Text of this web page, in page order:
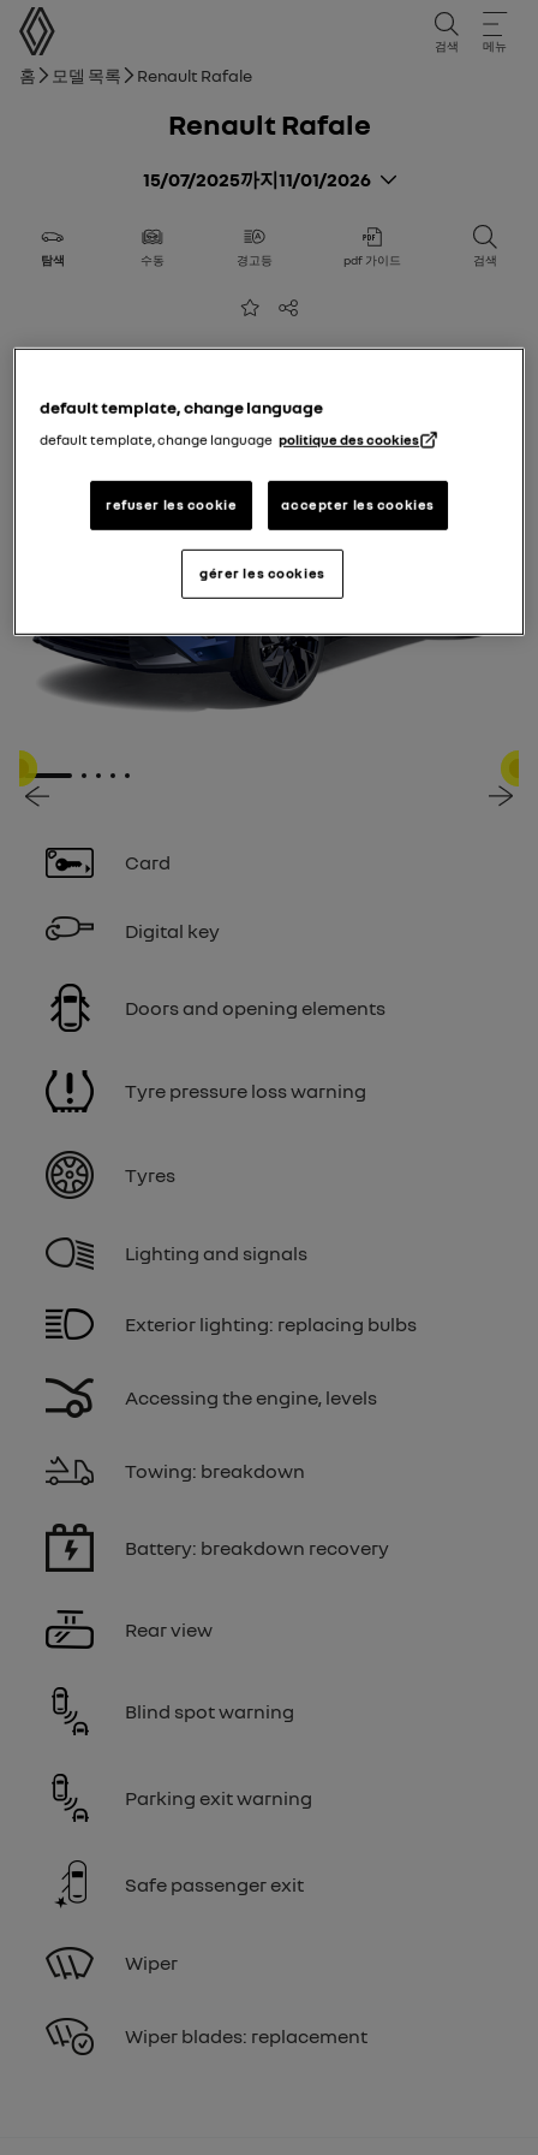
사용 설명서
검색 메뉴
브레드크럼
홈 모델 목록 Renault Rafale
Renault Rafale
15/07/2025까지11/01/2026
탐색 수동 경고등 pdf 가이드 검색
즐겨찾기에 추가
공유
Card
Digital key
Doors and opening elements
Tyre pressure loss warning
Tyres
Lighting and signals
Exterior lighting: replacing bulbs
Accessing the engine, levels
Towing: breakdown
Battery: breakdown recovery
Rear view
Blind spot warning
Parking exit warning
Safe passenger exit
Wiper
Wiper blades: replacement
연관된 여러 알림
연관된 여러 알림
연관된 여러 알림
연관된 여러 알림
연관된 여러 알림
연관된 여러 알림 연관
연관
연관
연관
연관
1 2 3 4 5
default template, change language
default template, change language politique des cookies
refuser les cookie accepter les cookies
gérer les cookies